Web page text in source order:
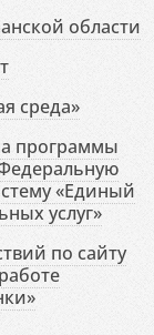
области
среда»
программы
«Единый
услуг»
по сайту